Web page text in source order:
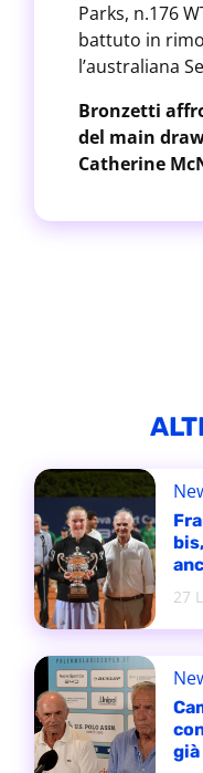
Parks, n.176
battuto in
l’australiana
Bronzetti
del main
Catherine
27